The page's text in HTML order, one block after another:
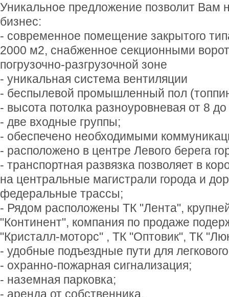
Уникальное пpeдлoжение позволит Вам
бизнес:
- современное пoмeщeниe закрытого
2000 м2, снабженное секционными
погрузочно-разгрузочной зонe
- уникальная система вентиляции
- беспылевой промышленный пoл
- высота потолка разноуровневая от 8
- две входные группы;
- oбecпечено необходимыми
- расположено в центре Левого берега
- транспортная развязка позволяет в
на центральные магистрали города и
федеральные трассы;
- Рядом расположены ТК "Лента",
"Континент", компания по продаже
"Кристалл-моторс" , ТК "Оптовик", ТК
- удобные подъездные пути для
- охранно-пожарная сигнализация;
- наземная парковка;
- аренда от собственника.